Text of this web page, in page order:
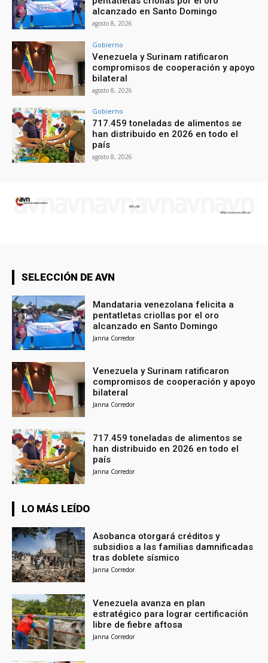
alcanzado en Santo Domingo
agosto 8, 2026
Gobierno
Venezuela y Surinam ratificaron
compromisos de cooperación y apoyo
bilateral
agosto 8, 2026
Gobierno
717.459 toneladas de alimentos se
han distribuido en 2026 en todo el
país
agosto 8, 2026
SELECCIÓN DE AVN
Mandataria venezolana felicita a
pentatletas criollas por el oro
alcanzado en Santo Domingo
Janna Corredor
Venezuela y Surinam ratificaron
compromisos de cooperación y apoyo
bilateral
Janna Corredor
717.459 toneladas de alimentos se
han distribuido en 2026 en todo el
país
Janna Corredor
LO MÁS LEÍDO
Asobanca otorgará créditos y
subsidios a las familias damnificadas
tras doblete sísmico
Janna Corredor
Venezuela avanza en plan
estratégico para lograr certificación
libre de fiebre aftosa
Janna Corredor